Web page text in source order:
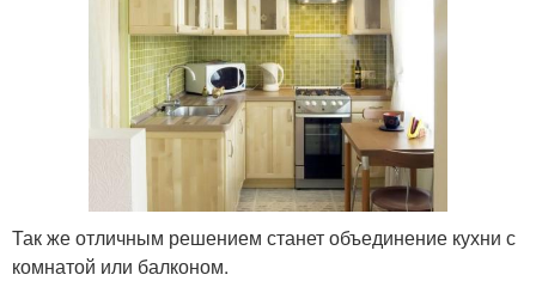
Так же отличным решением станет объединение кухни с
комнатой или балконом.